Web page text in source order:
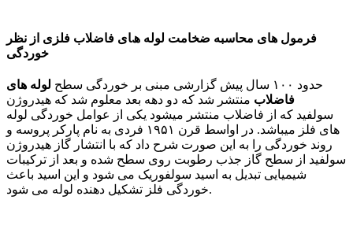
ﻓﺮﻣﻮل ﻫﺎی ﻣﺤﺎﺳﺒﻪ ضخامت لوله ھﺎی ﻓﺎﺿﻼب ﻓﻠﺰی از ﻧﻈﺮ
ﺧﻮردﮔﯽ
ﺣﺪود ۱۰۰ ﺳﺎل ﭘﯿﺶ ﮔﺰارﺷﯽ ﻣﺒﻨﯽ ﺑﺮ ﺧﻮردﮔﯽ ﺳﻄﺢ
ﻟﻮﻟﻪ ﻫﺎی
ﻓﺎﺿﻼب ﻣﻨﺘﺸﺮ ﺷﺪ ﮐﻪ دو دﻫﻪ ﺑﻌﺪ ﻣﻌﻠﻮم ﺷﺪ ﮐﻪ ﻫﯿﺪروژن
ﺳﻮﻟﻔﯿﺪ ﮐﻪ از ﻓﺎﺿﻼب ﻣﻨﺘﺸﺮ ﻣﯿﺸﻮد ﯾﮑﯽ از ﻋﻮاﻣﻞ ﺧﻮردﮔﯽ ﻟﻮﻟﻪ
ﻫﺎی ﻓﻠﺰ ﻣﯿﺒﺎﺷﺪ. در اواﺳﻂ ﻗﺮن ۱۹۵۱ ﻓﺮدی ﺑﻪ ﻧﺎم ﭘﺎرﮐﺮ ﭘﺮوﺳﻪ و
روﻧﺪ ﺧﻮردﮔﯽ را ﺑﻪ اﯾﻦ ﺻﻮرت ﺷﺮح داد ﮐﻪ ﺑﺎ اﻧﺘﺸﺎر ﮔﺎز ﻫﯿﺪروژن
ﺳﻮﻟﻔﯿﺪ از سطح گاز جذب رطوبت روی سطح شده و بعد از ترکیبات
شیمیایی تبدیل به اسید سولفوریک می شود و این اسید باعث
خوردگی فلز تشکیل دهنده لوله می شود.